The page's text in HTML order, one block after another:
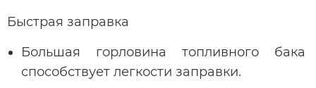
Быстрая заправка
Большая горловина топливного бака
способствует легкости заправки.